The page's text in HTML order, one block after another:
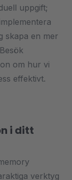
uppgift;
skapa en mer
om hur vi
effektivt.
i ditt
verktyg